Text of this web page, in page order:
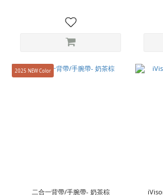
2025 NEW Color
二合一背帶/手腕帶- 奶茶棕